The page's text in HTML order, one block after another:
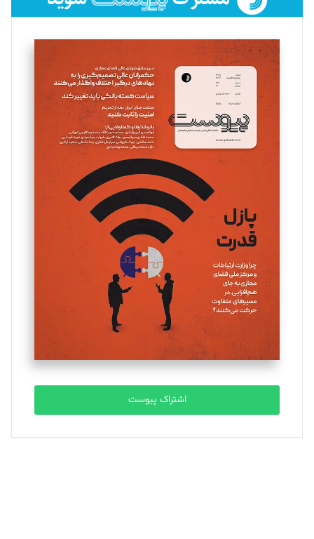
فائزه فتحی رستمی
تحریریه
سروش کرمیان
تحریریه
مینا پاکدل
یسنا امان‌پور
تحریریه
ملینا جعفری
تحریریه
مصطفی مسجدی آرانی
تحریریه
بابک نقاش
تحریریه
اشتراک پیوست